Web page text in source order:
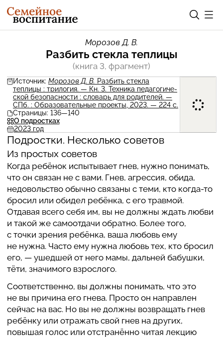
Морозов Д. В.
Разбить стекла теплицы
(книга 3, фрагмент)
Источник: Морозов Д. В. Разбить стекла
теплицы : три­ло­гия. — Кн. 3. Техника педа­го­ги­че­
ской безопас­но­сти : словарь для роди­те­лей. —
СПб. : Обра­зо­ва­тель­ные проекты, 2023. — 224 с.
Страницы: 136—140
О подростках
2023 год
Под­ростки. Несколько советов
Из простых советов
Когда ребёнок испы­ты­вает гнев, нужно пони­мать,
что он связан не с вами. Гнев, агрес­сия, обида,
недо­воль­ство обычно связаны с теми, кто когда-то
бросил или обидел ребёнка, с его травмой.
Отдавая всего себя им, вы не должны ждать любви
и такой же само­от­дачи обратно. Более того,
с точки зрения ребёнка, ваша любовь ему
не нужна. Часто ему нужна любовь тех, кто бросил
его, — ушедшей от него мамы, дальней бабушки,
тёти, зна­чи­мого взро­с­лого.
Соот­вет­ственно, вы должны пони­мать, что это
не вы причина его гнева. Просто он напра­в­лен
сейчас на вас. Но вы не должны воз­вра­щать гнев
ребёнку или отра­жать свой гнев на других,
повышая голос или отстранённо читая лекцию